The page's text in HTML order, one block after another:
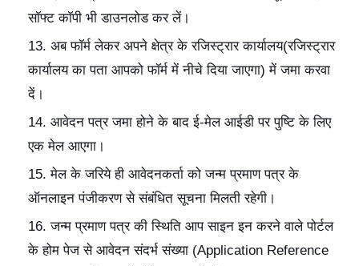
सॉफ्ट कॉपी भी डाउनलोड कर लें।
अब फॉर्म लेकर अपने क्षेत्र के रजिस्ट्रार कार्यालय(रजिस्ट्रार
कार्यालय का पता आपको फॉर्म में नीचे दिया जाएगा) में जमा करवा
दें।
आवेदन पत्र जमा होने के बाद ई-मेल आईडी पर पुष्टि के लिए
एक मेल आएगा।
मेल के जरिये ही आवेदनकर्ता को जन्म प्रमाण पत्र के
ऑनलाइन पंजीकरण से संबंधित सूचना मिलती रहेगी।
जन्म प्रमाण पत्र की स्थिति आप साइन इन करने वाले पोर्टल
के होम पेज से आवेदन संदर्भ संख्या (Application Reference